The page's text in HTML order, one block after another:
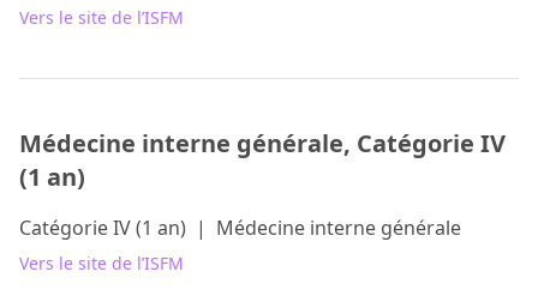
Vers le site de l’ISFM
Médecine interne générale, Catégorie IV
(1 an)
Catégorie IV (1 an) | Médecine interne générale
Vers le site de l’ISFM